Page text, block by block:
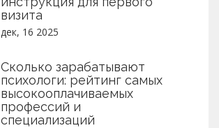
визита
дек, 16 2025
Сколько зарабатывают
психологи: рейтинг самых
высокооплачиваемых
профессий и
специализаций